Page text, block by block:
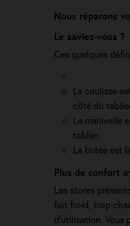
Nous réparons
Le saviez-vous ?
Ces quelques
La coulisse
côté du
La manivelle
tablier.
La butée est
Plus de confort
Les stores
fait froid, trop
d'utilisation. Vous